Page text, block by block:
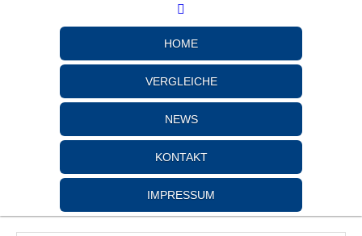
HOME
VERGLEICHE
NEWS
KONTAKT
IMPRESSUM